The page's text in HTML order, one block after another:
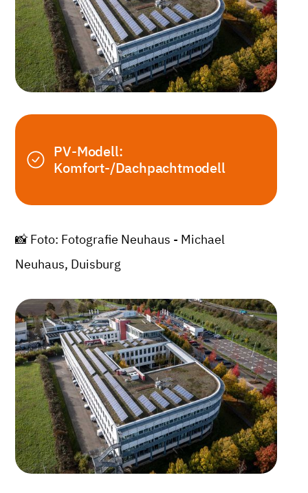
PV-Modell:
Komfort-/Dachpachtmodell
📸 Foto: Fotografie Neuhaus - Michael
Neuhaus, Duisburg